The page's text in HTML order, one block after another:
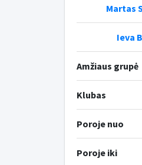
Martas
Ieva
Amžiaus grupė
Klubas
Poroje nuo
Poroje iki